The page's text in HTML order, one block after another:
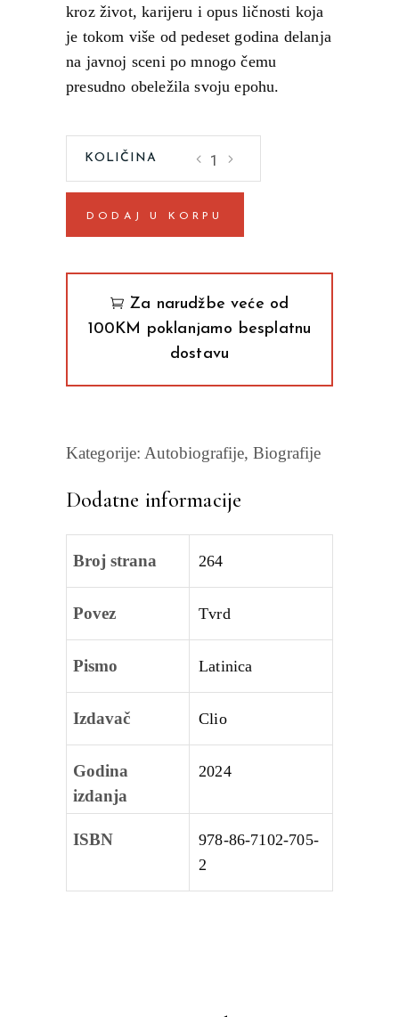
kroz život, karijeru i opus ličnosti koja
je tokom više od pedeset godina delanja
na javnoj sceni po mnogo čemu
presudno obeležila svoju epohu.
Poetika
Zoran
Paunović
quantity
DODAJ U KORPU
Za narudžbe veće od
100KM poklanjamo besplatnu
dostavu
Kategorije: Autobiografije, Biografije
Dodatne informacije
Broj strana 264
Povez Tvrd
Pismo Latinica
Izdavač Clio
Godina
izdanja
2024
ISBN
978-86-7102-705-
2